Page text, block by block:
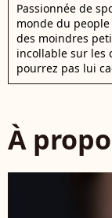
Passionnée de
monde du
des moindres
incollable sur les
pourrez pas lui
À